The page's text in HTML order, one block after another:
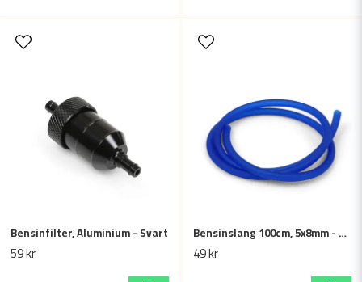
Bensinfilter, Aluminium - Svart
59 kr
Bensinslang 100cm, 5x8mm - Blå
49 kr